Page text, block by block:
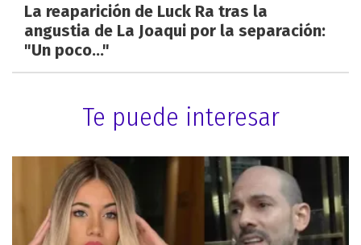
La reaparición de Luck Ra tras la
angustia de La Joaqui por la separación:
"Un poco..."
Te puede interesar